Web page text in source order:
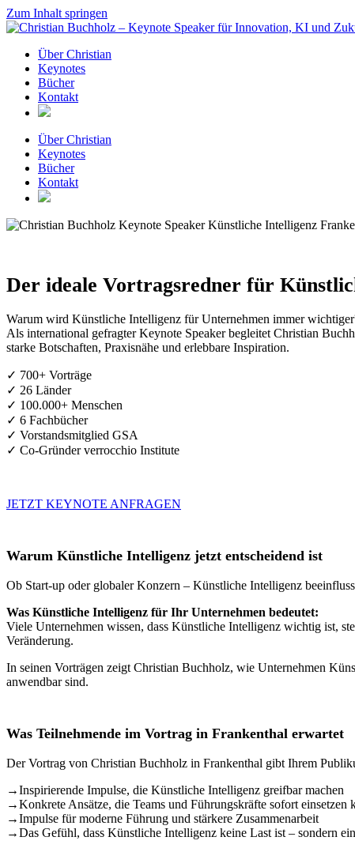
Zum Inhalt springen
Über Christian
Keynotes
Bücher
Kontakt
Über Christian
Keynotes
Bücher
Kontakt
Der ideale Vortragsredner für
Warum wird Künstliche Intelligenz für Unternehmen immer
Als international gefragter Keynote Speaker begleitet Christian
starke Botschaften, Praxisnähe und erlebbare Inspiration.
✓ 700+ Vorträge
✓ 26 Länder
✓ 100.000+ Menschen
✓ 6 Fachbücher
✓ Vorstandsmitglied GSA
✓ Co-Gründer verrocchio Institute
JETZT KEYNOTE ANFRAGEN
Warum Künstliche Intelligenz jetzt entscheidend ist
Ob Start-up oder globaler Konzern – Künstliche Intelligenz
Was Künstliche Intelligenz für Ihr Unternehmen bedeutet:
Viele Unternehmen wissen, dass Künstliche Intelligenz wichtig ist,
Veränderung.
In seinen Vorträgen zeigt Christian Buchholz, wie Unternehmen
anwendbar sind.
Was Teilnehmende im Vortrag in Frankenthal erwartet
Der Vortrag von Christian Buchholz in Frankenthal gibt Ihrem
→Inspirierende Impulse, die Künstliche Intelligenz greifbar machen
→Konkrete Ansätze, die Teams und Führungskräfte sofort einsetzen
→Impulse für moderne Führung und stärkere Zusammenarbeit
→Das Gefühl, dass Künstliche Intelligenz keine Last ist – sondern